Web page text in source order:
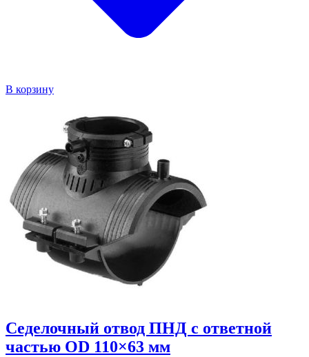
В корзину
Седелочный отвод ПНД с ответной
частью OD 110×63 мм